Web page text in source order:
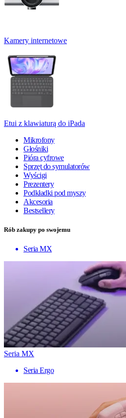
Kamery internetowe
Etui z klawiaturą do iPada
Mikrofony
Głośniki
Pióra cyfrowe
Sprzęt do symulatorów
Wyścigi
Prezentery
Podkładki pod myszy
Akcesoria
Bestsellery
Rób zakupy po swojemu
Seria MX
Seria MX
Seria Ergo